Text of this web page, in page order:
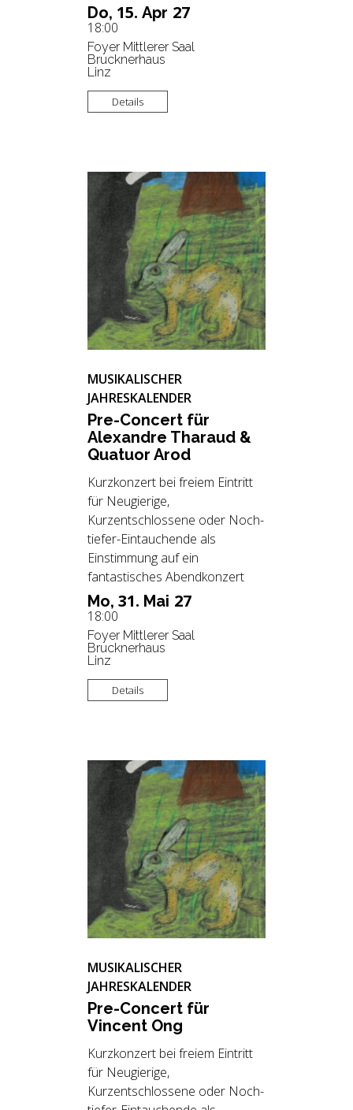
Do, 15. Apr 27
18:00
Foyer Mittlerer Saal
Brucknerhaus
Linz
Details
Mo, 31. Mai 27
18:00
Foyer Mittlerer Saal
Brucknerhaus
Linz
MUSIKALISCHER
JAHRESKALENDER
Pre-Con­cert für
Alex­and­re Thar­aud &
Qua­tu­or Arod
Kurzkonzert bei freiem Eintritt
für Neugierige,
Kurzentschlossene oder Noch-
tiefer-Eintauchende als
Einstimmung auf ein
fantastisches Abendkonzert
Details
MUSIKALISCHER
JAHRESKALENDER
Pre-Con­cert für
Vin­cent Ong
Kurzkonzert bei freiem Eintritt
für Neugierige,
Kurzentschlossene oder Noch-